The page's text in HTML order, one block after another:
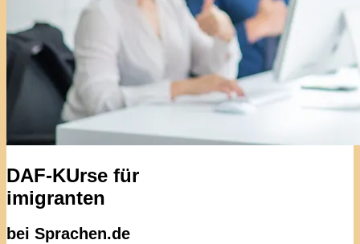
DAF-KUrse für
imigranten
bei Sprachen.de